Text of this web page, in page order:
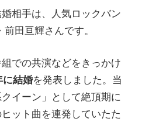
相手は、人気ロックバン
前田亘輝さんです。
での共演などをきっかけ
に結婚を発表しました。当
イーン」として絶頂期に
ット曲を連発していたた